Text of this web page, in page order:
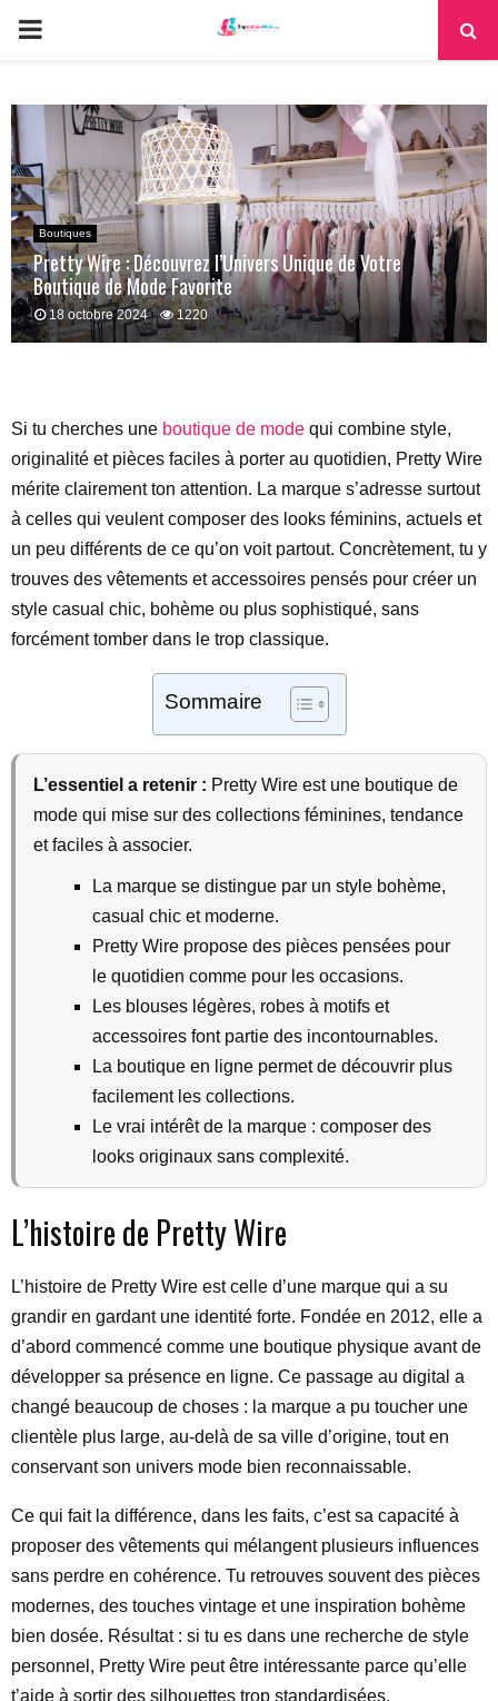
PRIMARY
Boutiques
Pretty Wire : Découvrez l’Univers Unique de Votre
Boutique de Mode Favorite
18 octobre 2024 1220
Si tu cherches une boutique de mode qui combine style,
originalité et pièces faciles à porter au quotidien, Pretty Wire
mérite clairement ton attention. La marque s’adresse surtout
à celles qui veulent composer des looks féminins, actuels et
un peu différents de ce qu’on voit partout. Concrètement, tu y
trouves des vêtements et accessoires pensés pour créer un
style casual chic, bohème ou plus sophistiqué, sans
forcément tomber dans le trop classique.
Sommaire
L’essentiel a retenir : Pretty Wire est une boutique de
mode qui mise sur des collections féminines, tendance
et faciles à associer.
La marque se distingue par un style bohème,
casual chic et moderne.
Pretty Wire propose des pièces pensées pour
le quotidien comme pour les occasions.
Les blouses légères, robes à motifs et
accessoires font partie des incontournables.
La boutique en ligne permet de découvrir plus
facilement les collections.
Le vrai intérêt de la marque : composer des
looks originaux sans complexité.
L’histoire de Pretty Wire
L’histoire de Pretty Wire est celle d’une marque qui a su
grandir en gardant une identité forte. Fondée en 2012, elle a
d’abord commencé comme une boutique physique avant de
développer sa présence en ligne. Ce passage au digital a
changé beaucoup de choses : la marque a pu toucher une
clientèle plus large, au-delà de sa ville d’origine, tout en
conservant son univers mode bien reconnaissable.
Ce qui fait la différence, dans les faits, c’est sa capacité à
proposer des vêtements qui mélangent plusieurs influences
sans perdre en cohérence. Tu retrouves souvent des pièces
modernes, des touches vintage et une inspiration bohème
bien dosée. Résultat : si tu es dans une recherche de style
personnel, Pretty Wire peut être intéressante parce qu’elle
t’aide à sortir des silhouettes trop standardisées.